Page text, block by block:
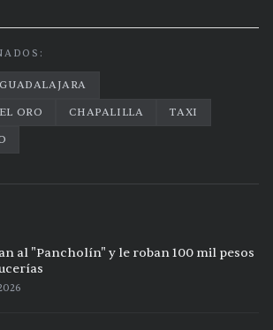
GUADALAJARA
ORO
CHAPALILLA
TAXI
al "Pancholín" y le roban 100 mil pesos